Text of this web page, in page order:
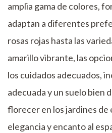
amplia gama de colores,
adaptan a diferentes
rosas rojas hasta las
amarillo vibrante, las
los cuidados adecuados,
adecuada y un suelo bien
florecer en los jardines
elegancia y encanto al